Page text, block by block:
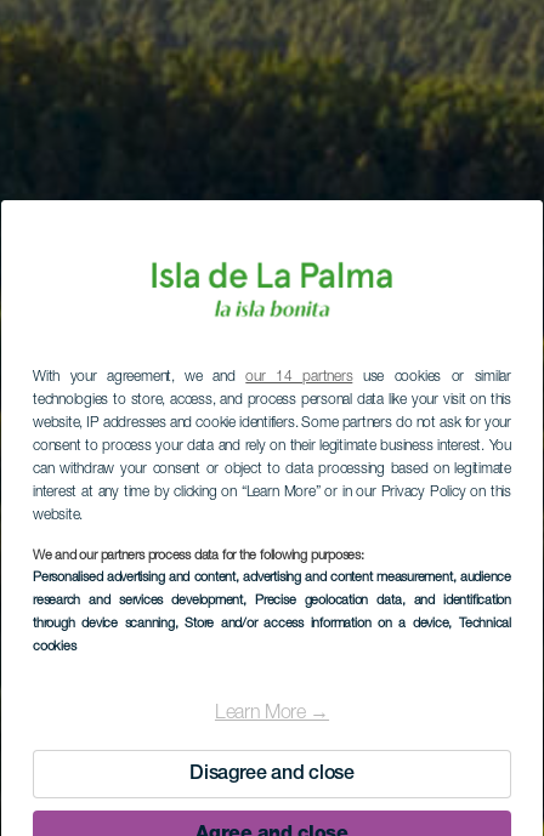
With your agreement, we andour 14 partnersuse cookies or similar
technologies to store, access, and process personal data like your visit on this
website, IP addresses and cookie identifiers. Some partners do not ask for your
consent to process your data and rely on their legitimate business interest. You
can withdraw your consent or object to data processing based on legitimate
interest at any time by clicking on “Learn More” or in our Privacy Policy on this
website.
We and our partners process data for the following purposes:
Personalised advertising and content, advertising and content measurement, audience
research and services development, Precise geolocation data, and identification
through device scanning, Store and/or access information on a device, Technical
cookies
Learn More →
Disagree and close